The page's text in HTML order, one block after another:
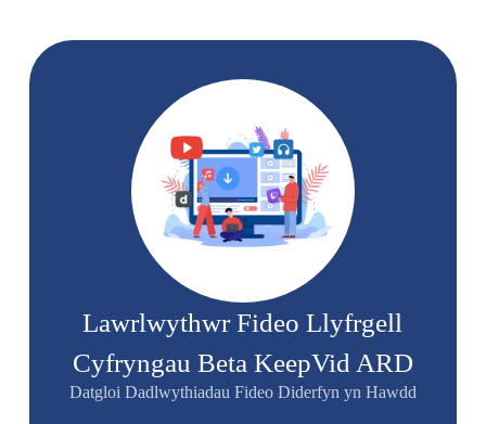
Lawrlwythwr Fideo Llyfrgell
Cyfryngau Beta KeepVid ARD
Datgloi Dadlwythiadau Fideo Diderfyn yn Hawdd